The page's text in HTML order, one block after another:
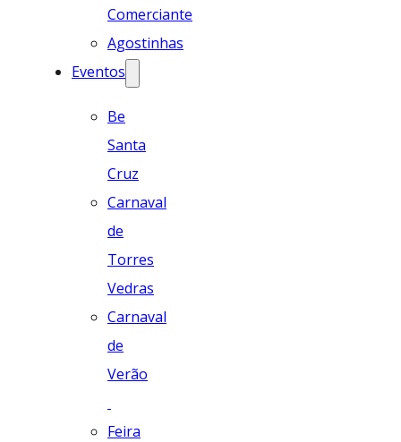
Comerciante
Agostinhas
Eventos
Be
Santa
Cruz
Carnaval
de
Torres
Vedras
Carnaval
de
Verão
Feira